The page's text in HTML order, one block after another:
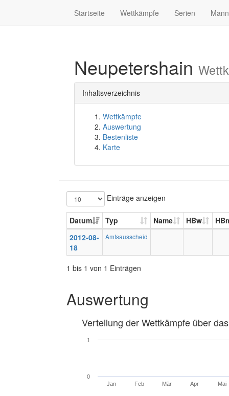
Startseite Wettkämpfe Serien
Neupetershain
Inhaltsverzeichnis
Wettkämpfe
Auswertung
Bestenliste
Karte
Einträge anzeigen
Datum Typ Name HBw
2012-08-
18
Amtsausscheid
1 bis 1 von 1 Einträgen
Auswertung
Verteilung der Wettkämpfe über
Jan Feb Mär Apr Mai
0
1